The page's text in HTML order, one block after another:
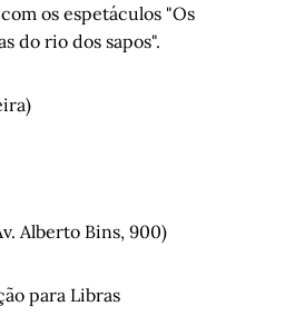
os espetáculos "Os
do rio dos sapos".
Alberto Bins, 900)
para Libras